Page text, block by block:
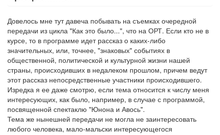
Довелось мне тут давеча побывать на съемках очередной
передачи из цикла "Как это было...", что на ОРТ. Если кто не в
курсе, то в программе идет рассказ о каких-либо
значительных, или, точнее, "знаковых" событиях в
общественной, политической и культурной жизни нашей
страны, происходивших в недалеком прошлом, причем ведут
этот рассказ непосредственные участники происходившего.
Изредка я ее даже смотрю, если тема относится к числу меня
интересующих, как было, например, в случае с программой,
посвященной спектаклю "Юнона и Авось".
Тема же нынешней передачи не могла не заинтересовать
любого человека, мало-мальски интересующегося